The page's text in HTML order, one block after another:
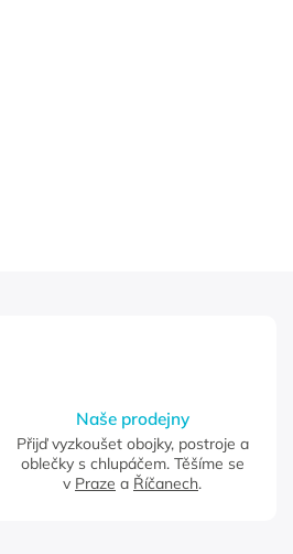
Naše prodejny
Přijď vyzkoušet obojky, postroje a
oblečky s chlupáčem. Těšíme se
v Praze a Říčanech.